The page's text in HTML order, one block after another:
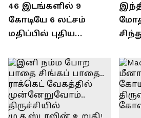
46 இடங்களில் 9
கோடியே 6 லட்சம்
மதிப்பில் புதிய
வைத்த அமைச்சர்
செந்தில் பாலாஜி !